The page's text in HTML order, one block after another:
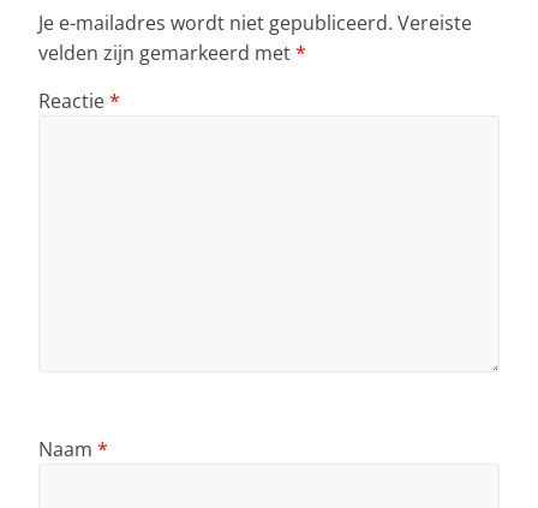
Je e-mailadres wordt niet gepubliceerd. Vereiste
velden zijn gemarkeerd met*
Reactie*
Naam *